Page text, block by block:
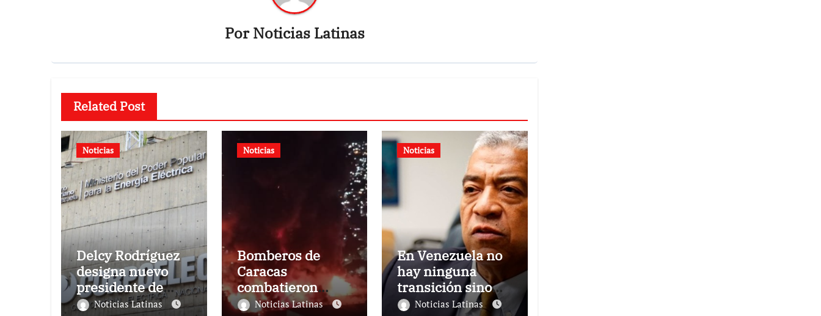
PorNoticias Latinas
Related Post
Noticias
Delcy Rodríguez
designa nuevo
presidente de
Corpoelec y
Noticias Latinas
Noticias
Bomberos de
Caracas
combatieron
incendio de gran
Noticias Latinas
Noticias
En Venezuela no
hay ninguna
transición sino
una ocupación a
Noticias Latinas